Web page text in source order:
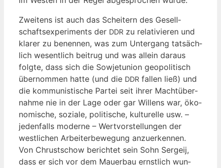
Zwei­tens ist auch das Schei­tern des Gesell­
schafts­expe­ri­ments der DDR zu rela­ti­vie­ren und
kla­rer zu benen­nen, was zum Unter­gang tat­säch­
lich wesent­lich bei­trug und was allein dar­aus
folg­te, dass sich die Sowjet­uni­on geo­po­li­tisch
über­nom­men hat­te (und die DDR fal­len ließ) und
die kom­mu­nis­ti­sche Par­tei seit ihrer Macht­über­
nah­me nie in der Lage oder gar Wil­lens war, öko­
no­mi­sche, sozia­le, poli­ti­sche, kul­tu­rel­le usw. –
jeden­falls moder­ne – Wert­vor­stel­lun­gen der
west­li­chen Arbei­ter­be­we­gung anzu­er­ken­nen.
Von Chrust­schow berich­tet sein Sohn Ser­geij,
dass er sich vor dem Mau­er­bau ernst­lich wun­